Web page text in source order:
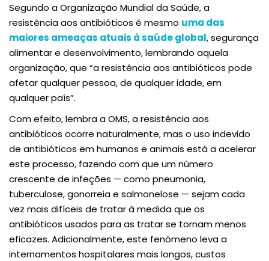
Segundo a Organização Mundial da Saúde, a
resistência aos antibióticos é mesmo uma das
maiores ameaças atuais à saúde global, segurança
alimentar e desenvolvimento, lembrando aquela
organização, que “a resistência aos antibióticos pode
afetar qualquer pessoa, de qualquer idade, em
qualquer país”.
Com efeito, lembra a OMS, a resistência aos
antibióticos ocorre naturalmente, mas o uso indevido
de antibióticos em humanos e animais está a acelerar
este processo, fazendo com que um número
crescente de infeções — como pneumonia,
tuberculose, gonorreia e salmonelose — sejam cada
vez mais difíceis de tratar à medida que os
antibióticos usados para as tratar se tornam menos
eficazes. Adicionalmente, este fenómeno leva a
internamentos hospitalares mais longos, custos